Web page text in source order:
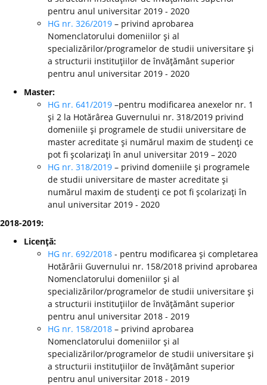
pentru anul universitar 2019 - 2020
HG nr. 326/2019 – privind aprobarea
Nomenclatorului domeniilor şi al
specializărilor/programelor de studii universitare şi
a structurii instituţiilor de învăţământ superior
pentru anul universitar 2019 - 2020
Master:
HG nr. 641/2019 –pentru modificarea anexelor nr. 1
şi 2 la Hotărârea Guvernului nr. 318/2019 privind
domeniile şi programele de studii universitare de
master acreditate şi numărul maxim de studenţi ce
pot fi şcolarizaţi în anul universitar 2019 – 2020
HG nr. 318/2019 – privind domeniile şi programele
de studii universitare de master acreditate şi
numărul maxim de studenţi ce pot fi şcolarizaţi în
anul universitar 2019 - 2020
2018-2019:
Licenţă:
HG nr. 692/2018 - pentru modificarea şi completarea
Hotărârii Guvernului nr. 158/2018 privind aprobarea
Nomenclatorului domeniilor şi al
specializărilor/programelor de studii universitare şi
a structurii instituţiilor de învăţământ superior
pentru anul universitar 2018 - 2019
HG nr. 158/2018 – privind aprobarea
Nomenclatorului domeniilor şi al
specializărilor/programelor de studii universitare şi
a structurii instituţiilor de învăţământ superior
pentru anul universitar 2018 - 2019